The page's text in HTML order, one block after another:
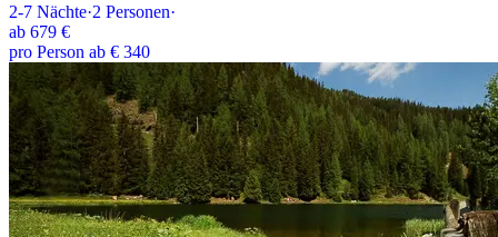
2-7 Nächte·2 Personen·
ab 679 €
pro Person ab € 340